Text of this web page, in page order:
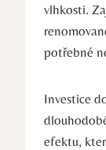
vlhkosti.
potřebné
Investice
efektu,